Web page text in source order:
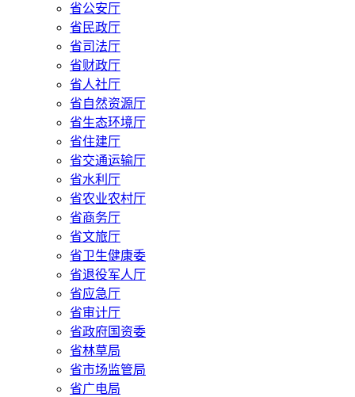
省公安厅
省民政厅
省司法厅
省财政厅
省人社厅
省自然资源厅
省生态环境厅
省住建厅
省交通运输厅
省水利厅
省农业农村厅
省商务厅
省文旅厅
省卫生健康委
省退役军人厅
省应急厅
省审计厅
省政府国资委
省林草局
省市场监管局
省广电局